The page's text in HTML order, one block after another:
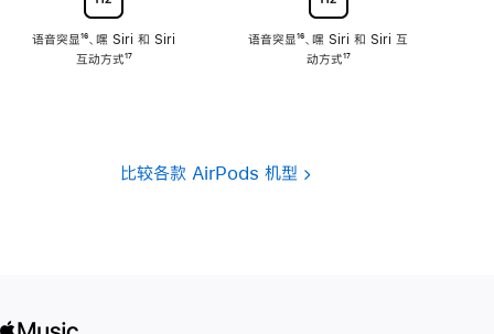
语音突显脚
注
¹⁶、嘿 Siri 和 Siri
互动方式脚
¹⁷
语音突显脚
注
¹⁶、嘿 Siri 和 Siri 互
动方式脚
¹⁷
比较各款 AirPods 机型